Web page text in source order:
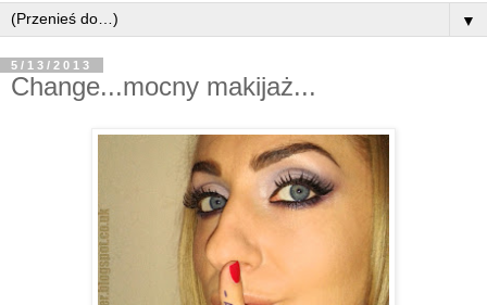
▼
5/13/2013
Change...mocny makijaż...